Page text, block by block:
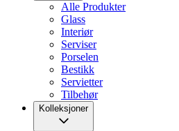
Alle Produkter
Glass
Interiør
Serviser
Porselen
Bestikk
Servietter
Tilbehør
Kolleksjoner